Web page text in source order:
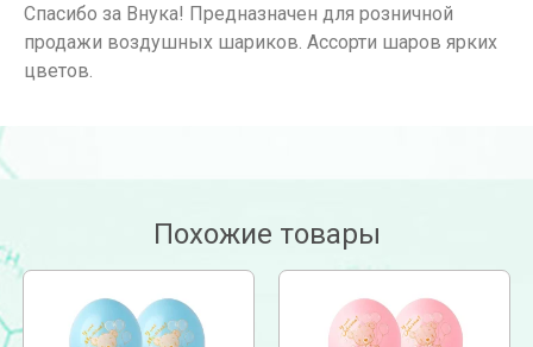
Спасибо за Внука! Предназначен для розничной
продажи воздушных шариков. Ассорти шаров ярких
цветов.
Похожие товары